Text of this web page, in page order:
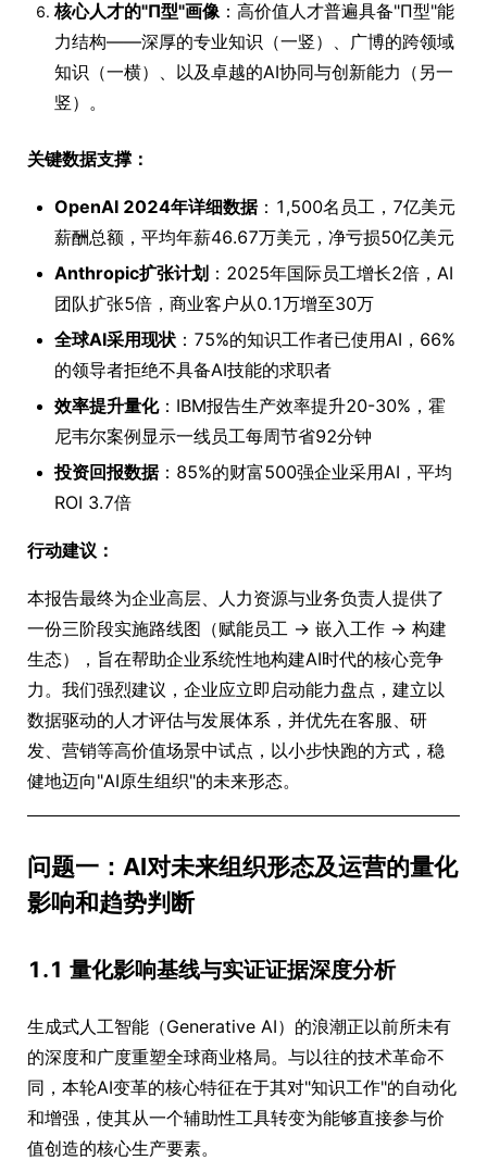
核心人才的"Π型"画像：高价值人才普遍具备"Π型"能
力结构——深厚的专业知识（一竖）、广博的跨领域
知识（一横）、以及卓越的AI协同与创新能力（另一
竖）。
关键数据支撑：
OpenAI 2024年详细数据：1,500名员工，7亿美元
薪酬总额，平均年薪46.67万美元，净亏损50亿美元
Anthropic扩张计划 ：2025年国际员工增长2倍，AI
团队扩张5倍，商业客户从0.1万增至30万
全球AI采用现状 ：75%的知识工作者已使用AI，66%
的领导者拒绝不具备AI技能的求职者
效率提升量化：IBM报告生产效率提升20-30%，霍
尼韦尔案例显示一线员工每周节省92分钟
投资回报数据：85%的财富500强企业采用AI，平均
ROI 3.7倍
行动建议：
本报告最终为企业高层、人力资源与业务负责人提供了
一份三阶段实施路线图（赋能员工 → 嵌入工作 → 构建
生态），旨在帮助企业系统性地构建AI时代的核心竞争
力。我们强烈建议，企业应立即启动能力盘点，建立以
数据驱动的人才评估与发展体系，并优先在客服、研
发、营销等高价值场景中试点，以小步快跑的方式，稳
健地迈向"AI原生组织"的未来形态。
问题一：AI对未来组织形态及运营的量化
影响和趋势判断
1.1 量化影响基线与实证证据深度分析
生成式人工智能（Generative AI）的浪潮正以前所未有
的深度和广度重塑全球商业格局。与以往的技术革命不
同，本轮AI变革的核心特征在于其对"知识工作"的自动化
和增强，使其从一个辅助性工具转变为能够直接参与价
值创造的核心生产要素。